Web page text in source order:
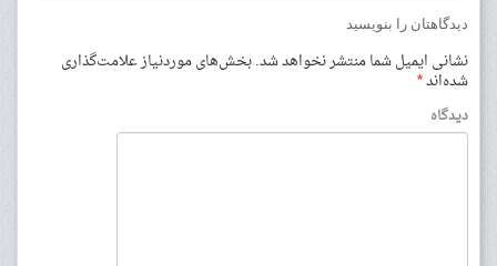
دیدگاهتان را بنویسید
نشانی ایمیل شما منتشر نخواهد شد.بخش‌های موردنیاز علامت‌گذاری
شده‌اند*
دیدگاه